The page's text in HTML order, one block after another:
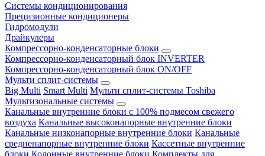
Системы кондиционирования
Прецизионные кондиционеры
Гидромодули
Драйкулеры
Компрессорно-конденсаторные блоки
Компрессорно-конденсаторный блок INVERTER
Компрессорно-конденсаторный блок ON/OFF
Мульти сплит-системы
Big Multi Smart Multi Мульти сплит-системы Toshiba
Мультизональные системы
Канальные внутренние блоки с 100% подмесом свежего
воздуха Канальные высоконапорные внутренние блоки
Канальные низконапорные внутренние блоки Канальные
средненапорные внутренние блоки Кассетные внутренние
блоки Колонные внутренние блоки Комплекты для